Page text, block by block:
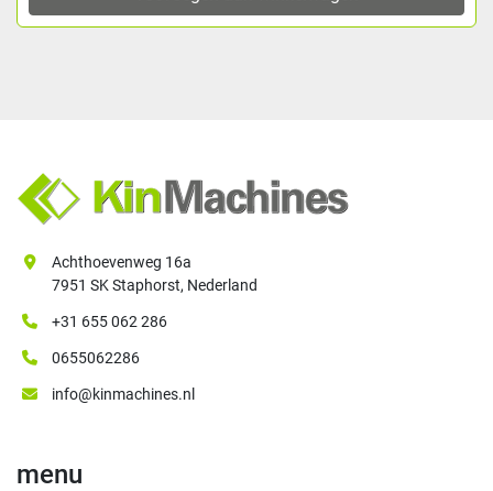
Achthoevenweg 16a
7951 SK Staphorst, Nederland
+31 655 062 286
0655062286
info@kinmachines.nl
menu